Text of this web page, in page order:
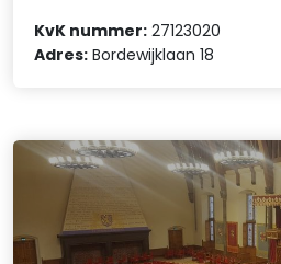
KvK nummer: 27123020
Adres: Bordewijklaan 18